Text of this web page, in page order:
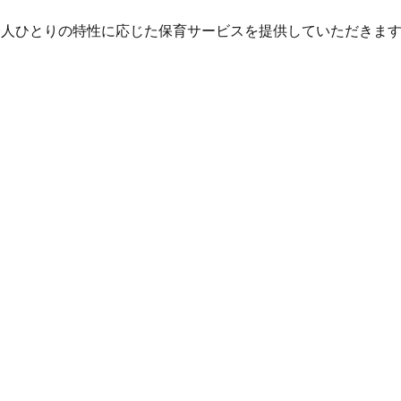
ひとりの特性に応じた保育サービスを提供していただきま